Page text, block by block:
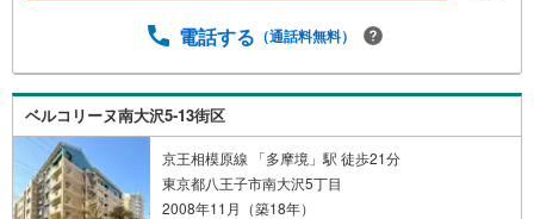
電話する （通話料無料）
ベルコリーヌ南大沢5-13街区
京王相模原線 「多摩境」駅 徒歩21分
東京都八王子市南大沢5丁目
2008年11月（築18年）